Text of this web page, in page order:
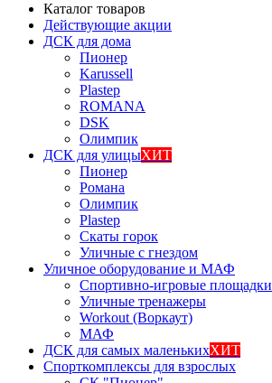
Каталог товаров
Действующие акции
ДСК для дома
Пионер
Karussell
Plastep
ROMANA
DSK
Олимпик
ДСК для улицыХИТ
Пионер
Романа
Олимпик
Plastep
Скаты горок
Уличные с гнездом
Уличное оборудование и МАФ
Спортивно-игровые площадки
Уличные тренажеры
Workout (Воркаут)
МАФ
ДСК для самых маленькихХИТ
Спорткомплексы для взрослых